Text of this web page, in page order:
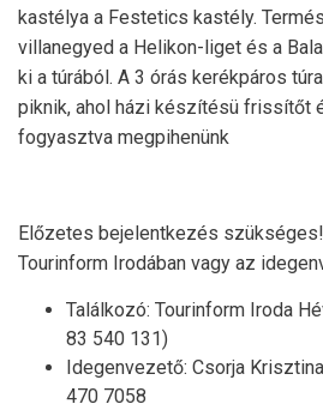
kastélya a Festetics kastély.
villanegyed a Helikon-liget és a
ki a túrából. A 3 órás kerékpáros
piknik, ahol házi készítésü frissítőt
fogyasztva megpihenünk
Előzetes bejelentkezés
Tourinform Irodában vagy az
Találkozó: Tourinform Iroda
83 540 131)
Idegenvezető: Csorja
470 7058